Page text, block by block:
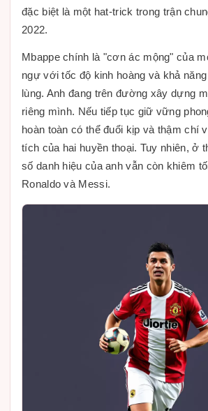
đặc biệt là một hat-trick trong trận
2022.
Mbappe chính là "cơn ác mộng" của
ngự với tốc độ kinh hoàng và khả
lùng. Anh đang trên đường xây dựng
riêng mình. Nếu tiếp tục giữ vững
hoàn toàn có thể đuổi kịp và thậm chí
tích của hai huyền thoại. Tuy nhiên, ở
số danh hiệu của anh vẫn còn khiêm
Ronaldo và Messi.